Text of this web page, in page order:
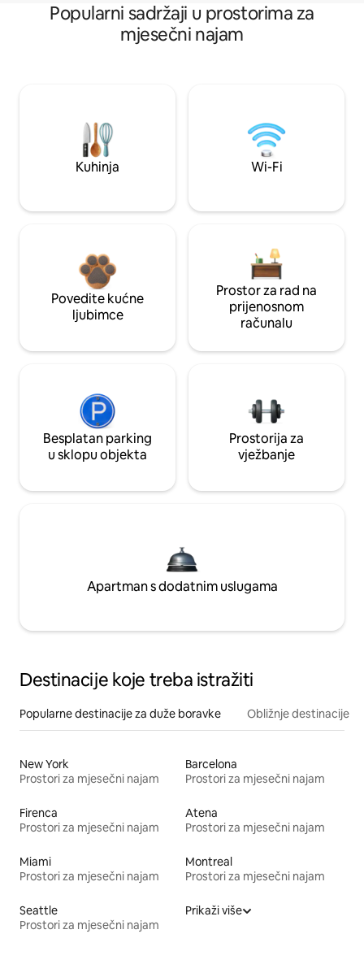
Popularni sadržaji u prostorima za
mjesečni najam
Kuhinja Wi-Fi
Povedite kućne
ljubimce
Prostor za rad na
prijenosnom
računalu
Besplatan parking
u sklopu objekta
Prostorija za
vježbanje
Apartman s dodatnim uslugama
Destinacije koje treba istražiti
Popularne destinacije za duže boravke Obližnje destinacije
New York
Prostori za mjesečni najam
Barcelona
Prostori za mjesečni najam
Firenca
Prostori za mjesečni najam
Atena
Prostori za mjesečni najam
Miami
Prostori za mjesečni najam
Montreal
Prostori za mjesečni najam
Seattle
Prostori za mjesečni najam
Prikaži više